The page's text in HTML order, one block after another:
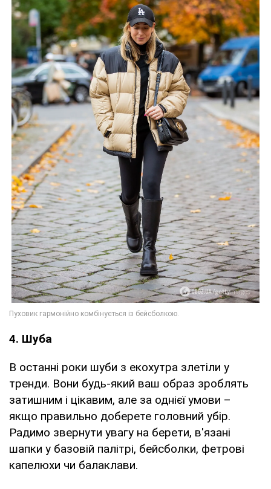
4. Шуба
В останні роки шуби з екохутра злетіли у
тренди. Вони будь-який ваш образ зроблять
затишним і цікавим, але за однієї умови –
якщо правильно доберете головний убір.
Радимо звернути увагу на берети, в'язані
шапки у базовій палітрі, бейсболки, фетрові
капелюхи чи балаклави.